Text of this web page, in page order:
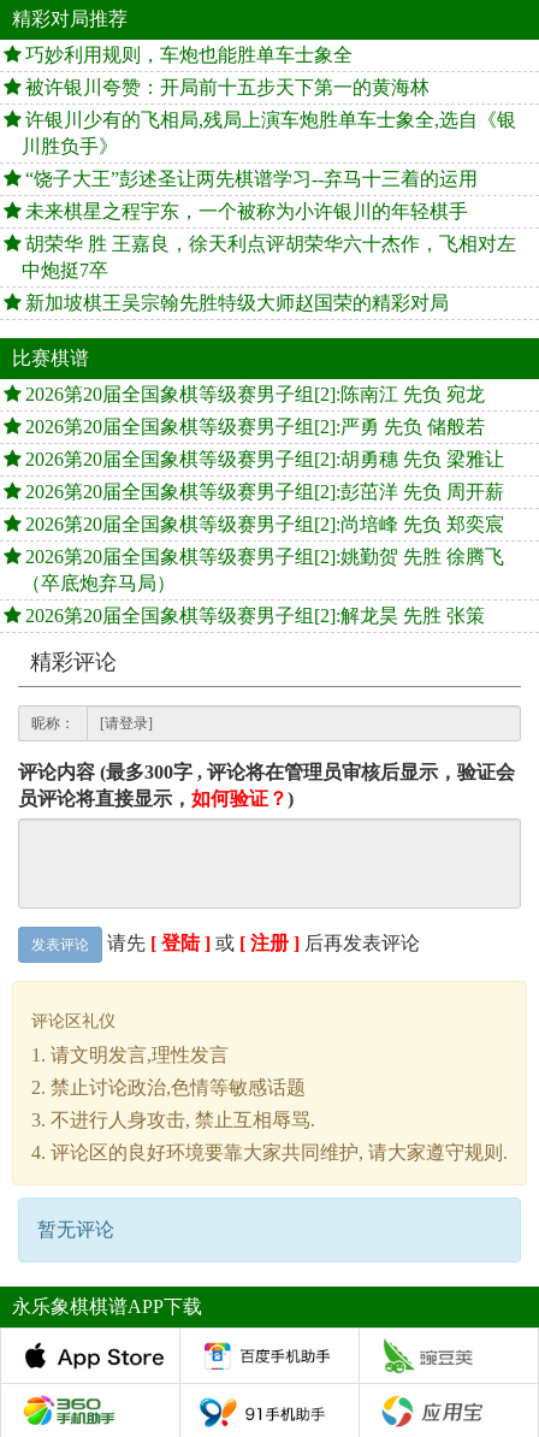
精彩对局推荐
巧妙利用规则，车炮也能胜单车士象全
被许银川夸赞：开局前十五步天下第一的黄海林
许银川少有的飞相局,残局上演车炮胜单车士象全,选自《银
川胜负手》
“饶子大王”彭述圣让两先棋谱学习--弃马十三着的运用
未来棋星之程宇东，一个被称为小许银川的年轻棋手
胡荣华 胜 王嘉良，徐天利点评胡荣华六十杰作，飞相对左
中炮挺7卒
新加坡棋王吴宗翰先胜特级大师赵国荣的精彩对局
比赛棋谱
2026第20届全国象棋等级赛男子组[2]:陈南江 先负 宛龙
2026第20届全国象棋等级赛男子组[2]:严勇 先负 储般若
2026第20届全国象棋等级赛男子组[2]:胡勇穗 先负 梁雅让
2026第20届全国象棋等级赛男子组[2]:彭茁洋 先负 周开薪
2026第20届全国象棋等级赛男子组[2]:尚培峰 先负 郑奕宸
2026第20届全国象棋等级赛男子组[2]:姚勤贺 先胜 徐腾飞
（卒底炮弃马局）
2026第20届全国象棋等级赛男子组[2]:解龙昊 先胜 张策
精彩评论
昵称：
评论内容 (最多300字 , 评论将在管理员审核后显示，验证会
员评论将直接显示， 如何验证？)
发表评论 请先 [ 登陆 ] 或 [ 注册 ] 后再发表评论
评论区礼仪
1. 请文明发言,理性发言
2. 禁止讨论政治,色情等敏感话题
3. 不进行人身攻击, 禁止互相辱骂.
4. 评论区的良好环境要靠大家共同维护, 请大家遵守规则.
暂无评论
永乐象棋棋谱APP下载